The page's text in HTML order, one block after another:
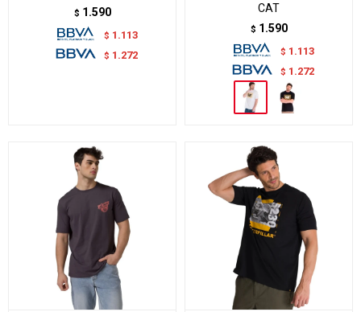
$ 1.590
$ 1.113
$ 1.272
CAT
$ 1.590
$ 1.113
$ 1.272